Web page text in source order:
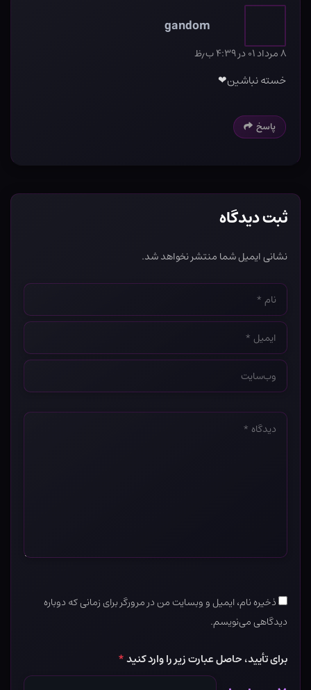
gandom
۸ مرداد ۰۱ در ۴:۳۹ ب٫ظ
خسته نباشین❤
پاسخ
ثبت دیدگاه
نشانی ایمیل شما منتشر نخواهد شد.
نام
*
ایمیل
*
وب‌سایت
*
دیدگاه
ذخیره نام، ایمیل و وبسایت من در مرورگر برای زمانی که دوباره
دیدگاهی می‌نویسم.
برای تأیید، حاصل عبارت زیر را وارد کنید*